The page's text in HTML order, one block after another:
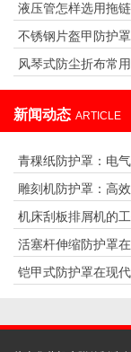
液压管怎样选用拖链
不锈钢片盔甲防护
片渗透的作用
风琴式防尘折布常
新闻动态 ARTICLE
青稞纸防护罩：电
专用方案
雕刻机防护罩：高
尘，守护设备精度
机床刮板排屑机的
构分析
活塞杆伸缩防护罩
应用
铠甲式防护罩在现